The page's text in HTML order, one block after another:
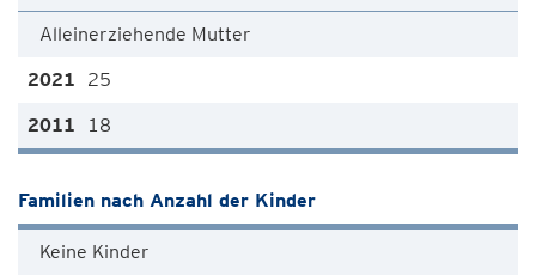
Alleinerziehende Mutter
25
18
Familien nach Anzahl der Kinder
Keine Kinder